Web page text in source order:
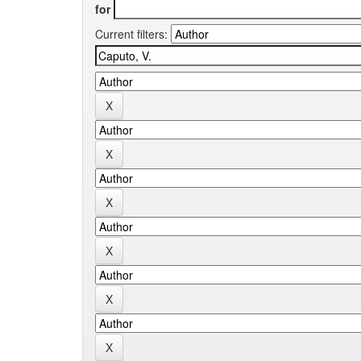
for
Current filters: